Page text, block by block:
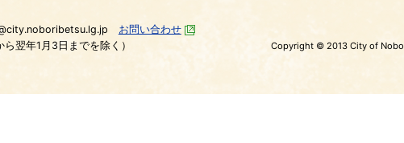
お問い合わせ
翌年1月3日までを除く）
Copyright © 2013 City of